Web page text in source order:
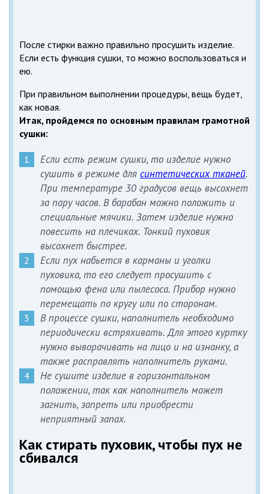
После стирки важно правильно просушить изделие.
Если есть функция сушки, то можно воспользоваться и
ею.
При правильном выполнении процедуры, вещь будет,
как новая.
Итак, пройдемся по основным правилам грамотной
сушки:
Если есть режим сушки, то изделие нужно
сушить в режиме для синтетических тканей.
При температуре 30 градусов вещь высохнет
за пару часов. В барабан можно положить и
специальные мячики. Затем изделие нужно
повесить на плечиках. Тонкий пуховик
высохнет быстрее.
Если пух набьется в карманы и уголки
пуховика, то его следует просушить с
помощью фена или пылесоса. Прибор нужно
перемещать по кругу или по сторонам.
В процессе сушки, наполнитель необходимо
периодически встряхивать. Для этого куртку
нужно выворачивать на лицо и на изнанку, а
также расправлять наполнитель руками.
Не сушите изделие в горизонтальном
положении, так как наполнитель может
загнить, запреть или приобрести
неприятный запах.
Как стирать пуховик, чтобы пух не
сбивался